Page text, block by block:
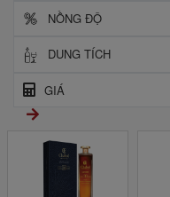
NỒNG ĐỘ
DUNG TÍCH
GIÁ